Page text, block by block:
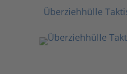
Überziehhülle